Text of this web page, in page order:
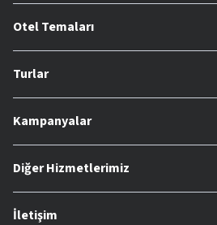
Otel Temaları
Turlar
Kampanyalar
Diğer Hizmetlerimiz
İletişim